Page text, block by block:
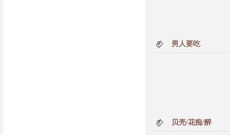
男人要吃
贝壳/花痴/醉